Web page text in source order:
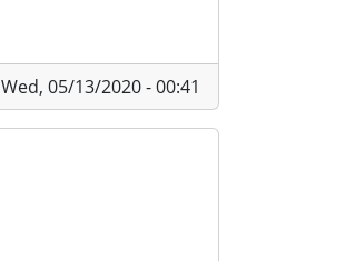
Wed, 05/13/2020 - 00:41